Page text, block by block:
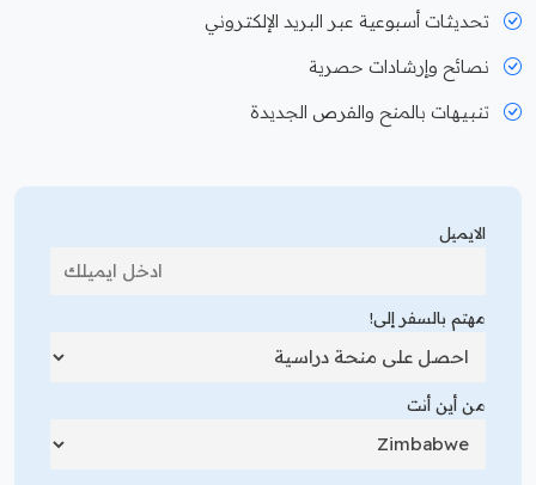
تحديثات أسبوعية عبر البريد الإلكتروني
نصائح وإرشادات حصرية
تنبيهات بالمنح والفرص الجديدة
الايميل
مهتم بالسفر إلى!
من أين أنت